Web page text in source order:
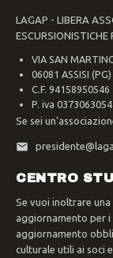
LAGAP - LIBERA
ESCURSIONISTICHE
VIA SAN
06081 ASSISI (PG)
C.F. 94158950546
P. iva
Se sei
CENTRO
Se vuoi inoltrare
aggiornamento per i
aggiornamento
culturale utili ai soci